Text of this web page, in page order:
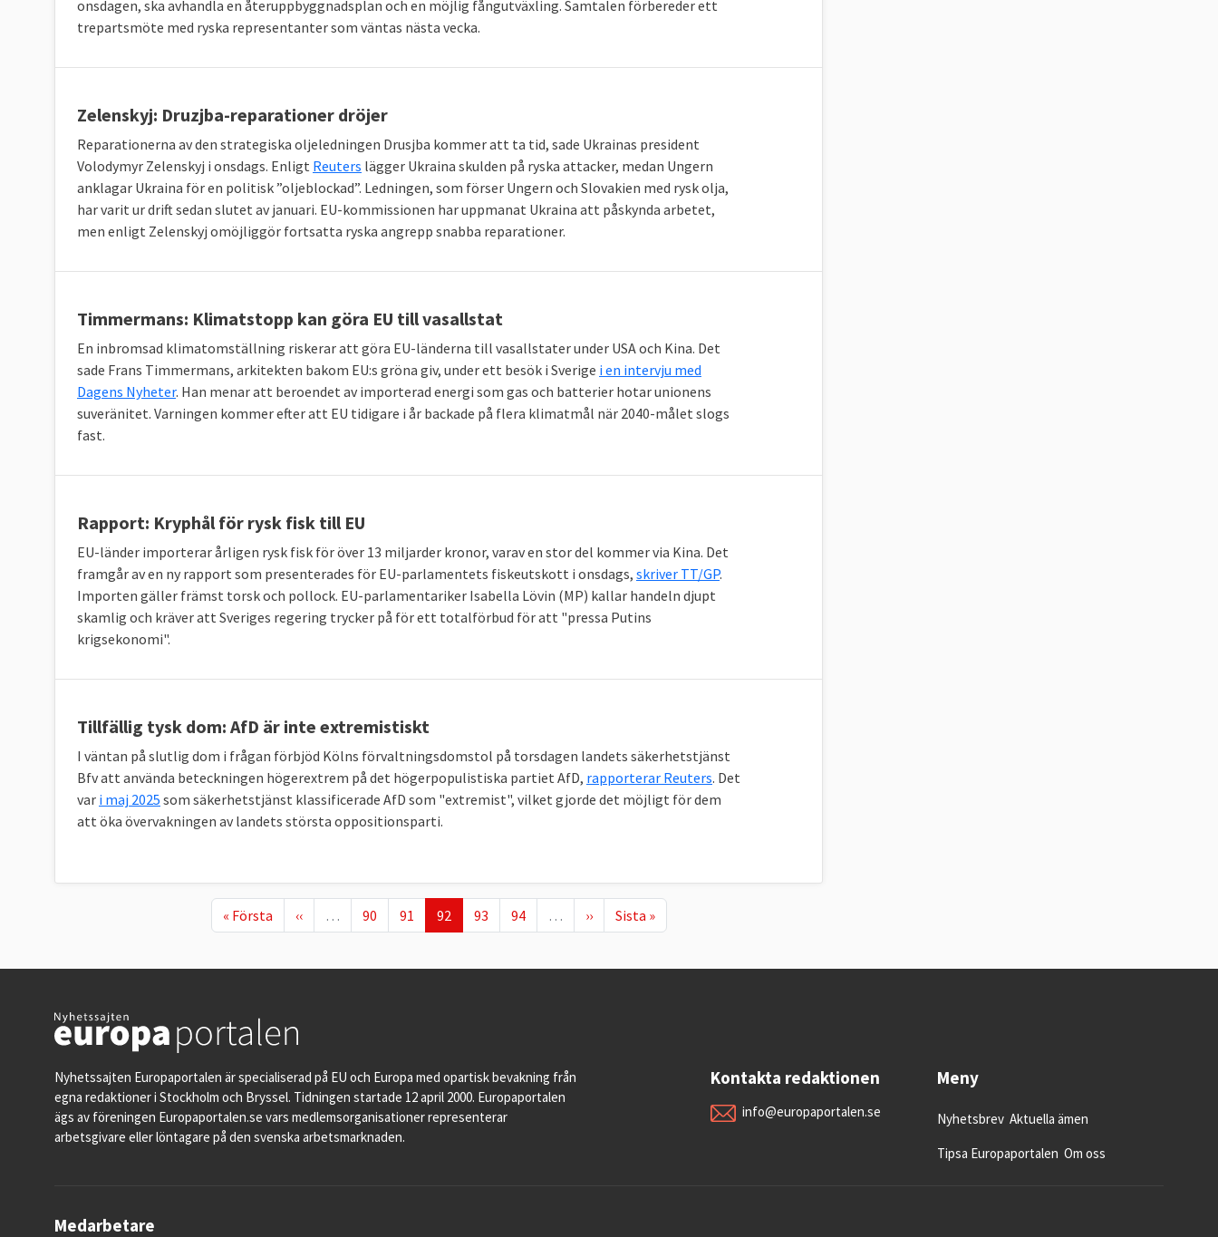
onsdagen, ska avhandla en återuppbyggnadsplan och en möjlig fångutväxling. Samtalen förbereder ett
trepartsmöte med ryska representanter som väntas nästa vecka.
Zelenskyj: Druzjba-reparationer dröjer
Reparationerna av den strategiska oljeledningen Drusjba kommer att ta tid, sade Ukrainas president
Volodymyr Zelenskyj i onsdags. Enligt Reuters lägger Ukraina skulden på ryska attacker, medan Ungern
anklagar Ukraina för en politisk ”oljeblockad”. Ledningen, som förser Ungern och Slovakien med rysk olja,
har varit ur drift sedan slutet av januari. EU-kommissionen har uppmanat Ukraina att påskynda arbetet,
men enligt Zelenskyj omöjliggör fortsatta ryska angrepp snabba reparationer.
Timmermans: Klimatstopp kan göra EU till vasallstat
En inbromsad klimatomställning riskerar att göra EU-länderna till vasallstater under USA och Kina. Det
sade Frans Timmermans, arkitekten bakom EU:s gröna giv, under ett besök i Sverige i en intervju med
Dagens Nyheter. Han menar att beroendet av importerad energi som gas och batterier hotar unionens
suveränitet. Varningen kommer efter att EU tidigare i år backade på flera klimatmål när 2040-målet slogs
fast.
Rapport: Kryphål för rysk fisk till EU
EU-länder importerar årligen rysk fisk för över 13 miljarder kronor, varav en stor del kommer via Kina. Det
framgår av en ny rapport som presenterades för EU-parlamentets fiskeutskott i onsdags, skriver TT/GP.
Importen gäller främst torsk och pollock. EU-parlamentariker Isabella Lövin (MP) kallar handeln djupt
skamlig och kräver att Sveriges regering trycker på för ett totalförbud för att "pressa Putins
krigsekonomi".
Tillfällig tysk dom: AfD är inte extremistiskt
I väntan på slutlig dom i frågan förbjöd Kölns förvaltningsdomstol på torsdagen landets säkerhetstjänst
Bfv att använda beteckningen högerextrem på det högerpopulistiska partiet AfD, rapporterar Reuters. Det
var i maj 2025 som säkerhetstjänst klassificerade AfD som "extremist", vilket gjorde det möjligt för dem
att öka övervakningen av landets största oppositionsparti.
First page
« Första Föregående sida
‹‹ … Page
90 Page
91 Nuvarande sida
92 Page
93 Page
94 … Nästa sida
›› Sista sidan
Sista »
Nyhetssajten Europaportalen är specialiserad på EU och Europa med opartisk bevakning från
egna redaktioner i Stockholm och Bryssel. Tidningen startade 12 april 2000. Europaportalen
ägs av föreningen Europaportalen.se vars medlemsorganisationer representerar
arbetsgivare eller löntagare på den svenska arbetsmarknaden.
Kontakta redaktionen
info@europaportalen.se
Meny
Nyhetsbrev Aktuella ämen
Tipsa Europaportalen Om oss
Medarbetare